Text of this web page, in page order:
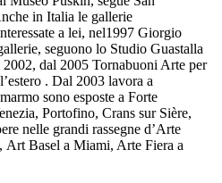
in Italia le gallerie
a lei, nel1997 Giorgio
seguono lo Studio Guastalla
dal 2005 Tornabuoni Arte per
. Dal 2003 lavora a
sono esposte a Forte
Portofino, Crans sur Sière,
nelle grandi rassegne d’Arte
Art Basel a Miami, Arte Fiera a